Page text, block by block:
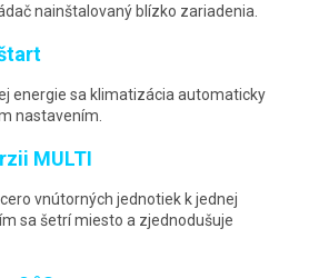
nainštalovaný blízko zariadenia.
energie sa klimatizácia automaticky
nastavením.
MULTI
vnútorných jednotiek k jednej
sa šetrí miesto a zjednodušuje